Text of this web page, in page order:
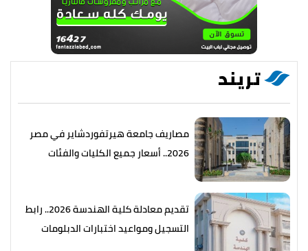
تريند
مصاريف جامعة هيرتفوردشاير في مصر
2026.. أسعار جميع الكليات والفئات
تقديم معادلة كلية الهندسة 2026.. رابط
التسجيل ومواعيد اختبارات الدبلومات